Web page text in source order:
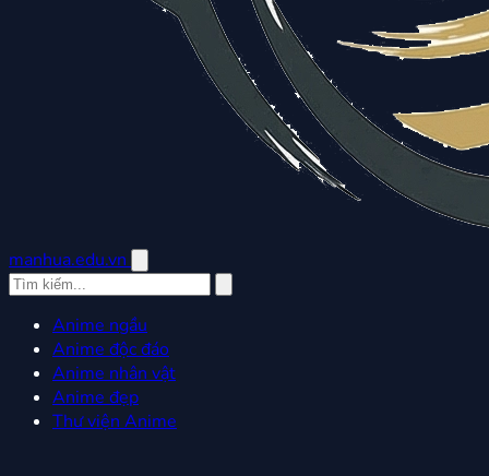
manhua.edu.vn
Anime ngầu
Anime độc đáo
Anime nhân vật
Anime đẹp
Thư viện Anime